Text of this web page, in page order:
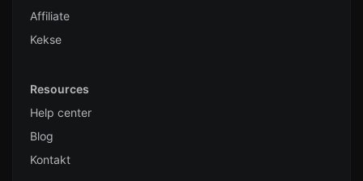
Affiliate
Kekse
Resources
Help center
Blog
Kontakt